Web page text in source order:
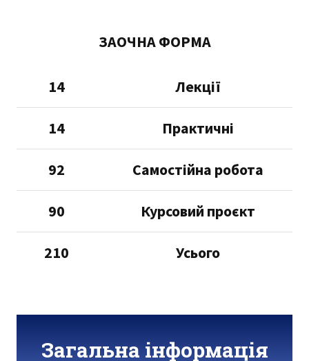
ЗАОЧНА ФОРМА
Лекції
14
Практичні
14
Самостійна робота
92
Курсовий проєкт
90
Усього
210
Загальна інформація